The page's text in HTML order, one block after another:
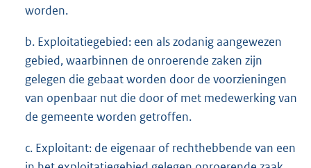
worden.
b. Exploitatiegebied: een als zodanig aangewezen
gebied, waarbinnen de onroerende zaken zijn
gelegen die gebaat worden door de voorzieningen
van openbaar nut die door of met medewerking van
de gemeente worden getroffen.
c. Exploitant: de eigenaar of rechthebbende van een